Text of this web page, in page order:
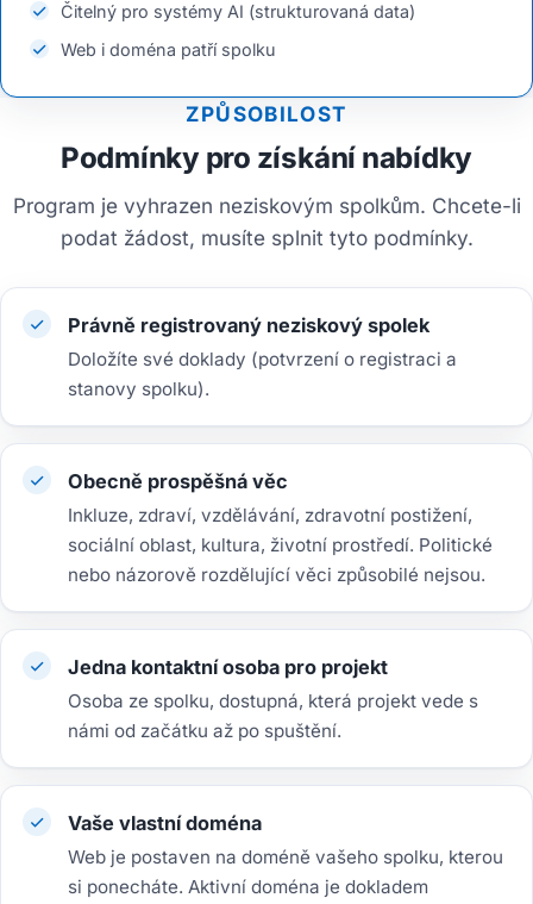
Čitelný pro systémy AI (strukturovaná data)
Web i doména patří spolku
ZPŮSOBILOST
Podmínky pro získání nabídky
Program je vyhrazen neziskovým spolkům. Chcete-li
podat žádost, musíte splnit tyto podmínky.
Právně registrovaný neziskový spolek
Doložíte své doklady (potvrzení o registraci a
stanovy spolku).
Obecně prospěšná věc
Inkluze, zdraví, vzdělávání, zdravotní postižení,
sociální oblast, kultura, životní prostředí. Politické
nebo názorově rozdělující věci způsobilé nejsou.
Jedna kontaktní osoba pro projekt
Osoba ze spolku, dostupná, která projekt vede s
námi od začátku až po spuštění.
Vaše vlastní doména
Web je postaven na doméně vašeho spolku, kterou
si ponecháte. Aktivní doména je dokladem